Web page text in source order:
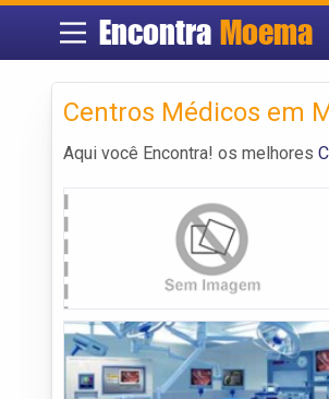
Encontra Moema
Centros Médicos em
Aqui você Encontra! os melhores